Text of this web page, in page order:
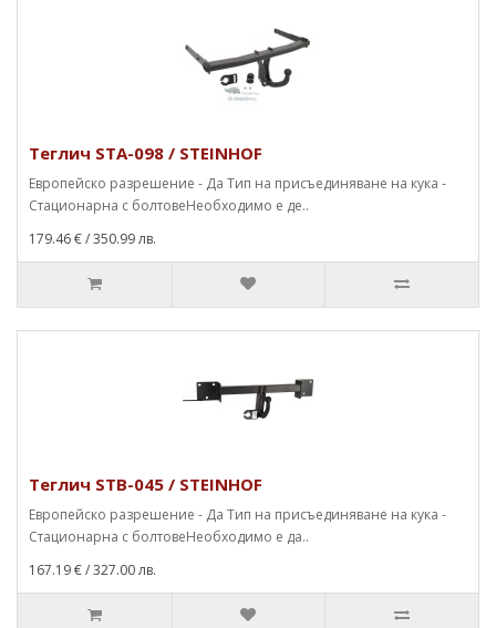
Теглич STA-098 / STEINHOF
Европейско разрешение - Да Тип на присъединяване на кука -
Стационарна с болтовеНеобходимо е де..
179.46 €/ 350.99 лв.
Теглич STB-045 / STEINHOF
Европейско разрешение - Да Тип на присъединяване на кука -
Стационарна с болтовеНеобходимо е да..
167.19 €/ 327.00 лв.